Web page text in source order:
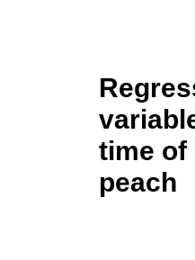
time of
peach